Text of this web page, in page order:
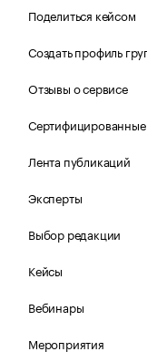
Поделиться кейсом
Создать профиль
Отзывы о сервисе
Лента публикаций
Эксперты
Выбор редакции
Кейсы
Вебинары
Мероприятия